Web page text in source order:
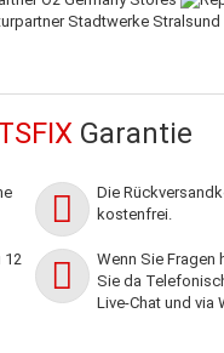
Garantie
Die
kostenfrei.
12
Wenn Sie Fragen
Sie da
Live-Chat und via